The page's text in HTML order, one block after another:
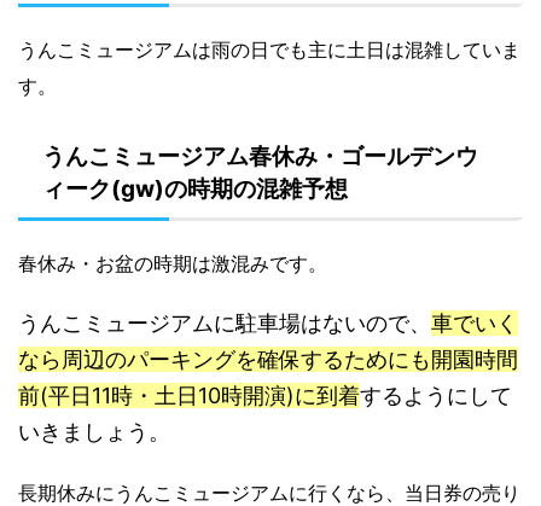
うんこミュージアムは雨の日でも主に土日は混雑していま
す。
うんこミュージアム春休み・ゴールデンウ
ィーク(gw)の時期の混雑予想
春休み・お盆の時期は激混みです。
うんこミュージアムに駐車場はないので、 車でいく
なら周辺のパーキングを確保するためにも開園時間
前(平日11時・土日10時開演)に到着するようにして
いきましょう。
長期休みにうんこミュージアムに行くなら、当日券の売り